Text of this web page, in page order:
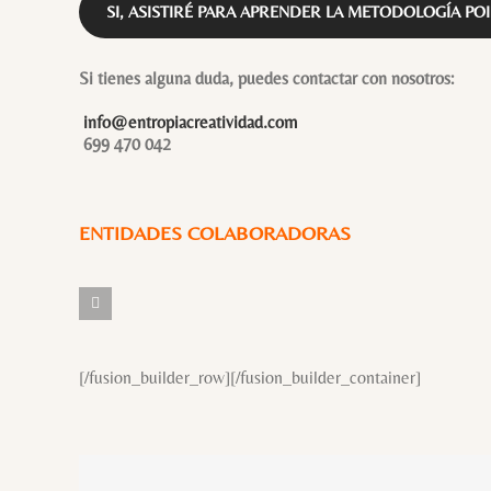
SI, ASISTIRÉ PARA APRENDER LA METODOLOGÍA
Si tienes alguna duda, puedes contactar con nosotros:
info@entropiacreatividad.com
699 470 042
ENTIDADES COLABORADORAS
[/fusion_builder_row][/fusion_builder_container]